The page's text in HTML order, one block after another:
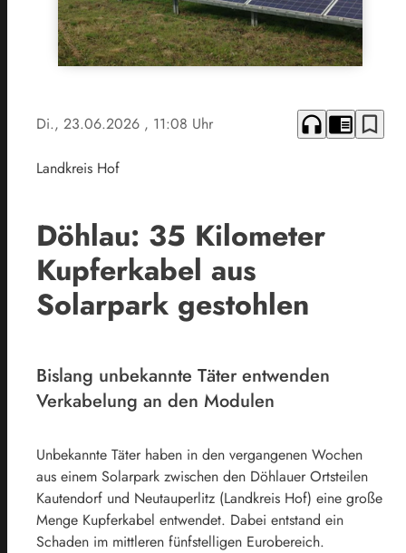
Di., 23.06.2026 , 11:08 Uhr headphones chrome_reader_mode bookmark_border
Landkreis Hof
Döhlau: 35 Kilometer
Kupferkabel aus
Solarpark gestohlen
Bislang unbekannte Täter entwenden
Verkabelung an den Modulen
Unbekannte Täter haben in den vergangenen Wochen
aus einem Solarpark zwischen den Döhlauer Ortsteilen
Kautendorf und Neutauperlitz (Landkreis Hof) eine große
Menge Kupferkabel entwendet. Dabei entstand ein
Schaden im mittleren fünfstelligen Eurobereich.